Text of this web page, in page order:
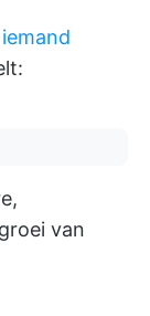
van